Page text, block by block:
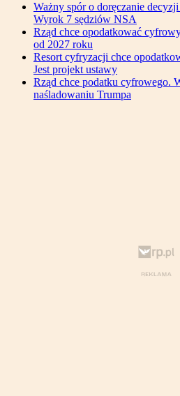
Ważny spór o doręczanie
Wyrok 7 sędziów NSA
Rząd chce opodatkować
od 2027 roku
Resort cyfryzacji chce
Jest projekt ustawy
Rząd chce podatku cyfrowego.
naśladowaniu Trumpa